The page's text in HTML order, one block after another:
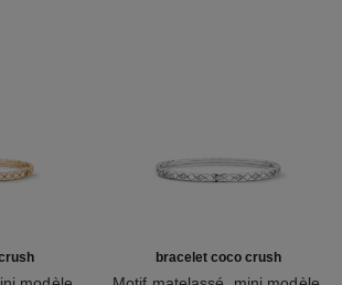
bracelet coco crush